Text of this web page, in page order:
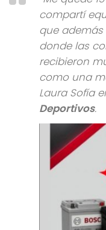
compartí
que
donde las
recibieron
como una
Laura Sofía
Deportivos.